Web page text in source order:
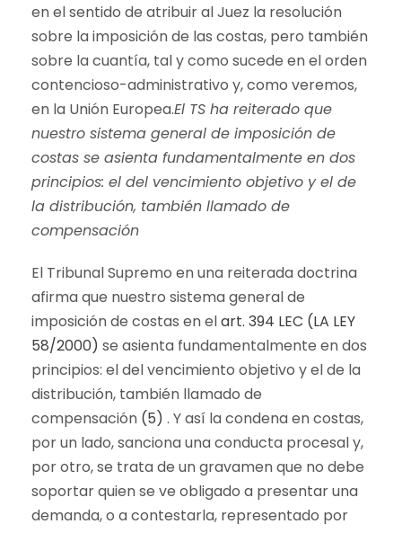
en el sentido de atribuir al Juez la resolución
sobre la imposición de las costas, pero también
sobre la cuantía, tal y como sucede en el orden
contencioso-administrativo y, como veremos,
en la Unión Europea.El TS ha reiterado que
nuestro sistema general de imposición de
costas se asienta fundamentalmente en dos
principios: el del vencimiento objetivo y el de
la distribución, también llamado de
compensación
El Tribunal Supremo en una reiterada doctrina
afirma que nuestro sistema general de
imposición de costas en elart. 394 LEC (LA LEY
58/2000) se asienta fundamentalmente en dos
principios: el del vencimiento objetivo y el de la
distribución, también llamado de
compensación (5) . Y así la condena en costas,
por un lado, sanciona una conducta procesal y,
por otro, se trata de un gravamen que no debe
soportar quien se ve obligado a presentar una
demanda, o a contestarla, representado por